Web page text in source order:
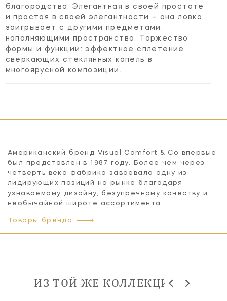
благородства. Элегантная в своей простоте
и простая в своей элегантности – она ловко
заигрывает с другими предметами,
наполняющими пространство. Торжество
формы и функции: эффектное сплетение
сверкающих стеклянных капель в
многоярусной композиции.
Американский бренд Visual Comfort & Co впервые
был представлен в 1987 году. Более чем через
четверть века фабрика завоевала одну из
лидирующих позиций на рынке благодаря
узнаваемому дизайну, безупречному качеству и
необычайной широте ассортимента.
Товары бренда
ИЗ ТОЙ ЖЕ КОЛЛЕКЦИИ